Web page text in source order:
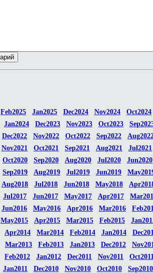
Feb2025 Jan2025 Dec2024 Nov2024
Oct2024
Jan2024 Dec2023 Nov2023 Oct2023
Dec2022 Nov2022 Oct2022 Sep2022
Nov2021 Oct2021 Sep2021 Aug2021
Jul2021
Oct2020 Sep2020 Aug2020 Jul2020
Jun2020
Sep2019 Aug2019 Jul2019 Jun2019
Aug2018 Jul2018 Jun2018 May2018
Jul2017 Jun2017 May2017 Apr2017
Jun2016 May2016 Apr2016 Mar2016
May2015 Apr2015 Mar2015 Feb2015
Apr2014 Mar2014 Feb2014 Jan2014
Mar2013 Feb2013 Jan2013 Dec2012
Feb2012 Jan2012 Dec2011 Nov2011
Jan2011 Dec2010 Nov2010 Oct2010
Sep2010